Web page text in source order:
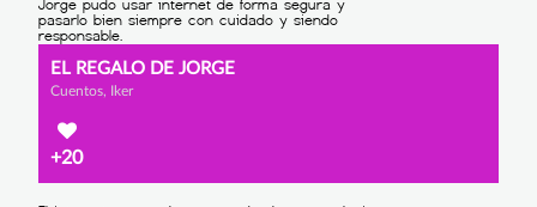
EL REGALO DE JORGE
Cuentos, Iker
+20